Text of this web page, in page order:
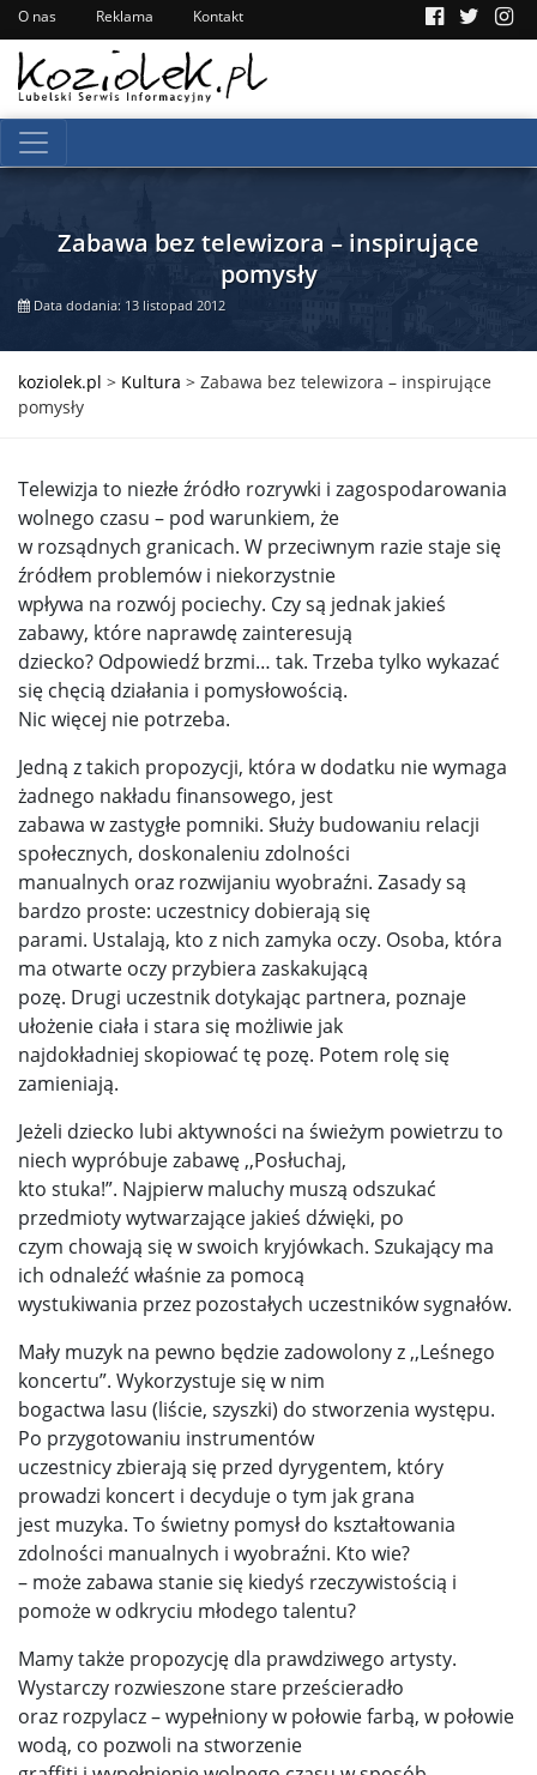
O nas Reklama Kontakt
Zabawa bez telewizora – inspirujące
pomysły
Data dodania: 13 listopad 2012
koziolek.pl > Kultura > Zabawa bez telewizora – inspirujące
pomysły
Telewizja to niezłe źródło rozrywki i zagospodarowania
wolnego czasu – pod warunkiem, że
w rozsądnych granicach. W przeciwnym razie staje się
źródłem problemów i niekorzystnie
wpływa na rozwój pociechy. Czy są jednak jakieś
zabawy, które naprawdę zainteresują
dziecko? Odpowiedź brzmi… tak. Trzeba tylko wykazać
się chęcią działania i pomysłowością.
Nic więcej nie potrzeba.
Jedną z takich propozycji, która w dodatku nie wymaga
żadnego nakładu finansowego, jest
zabawa w zastygłe pomniki. Służy budowaniu relacji
społecznych, doskonaleniu zdolności
manualnych oraz rozwijaniu wyobraźni. Zasady są
bardzo proste: uczestnicy dobierają się
parami. Ustalają, kto z nich zamyka oczy. Osoba, która
ma otwarte oczy przybiera zaskakującą
pozę. Drugi uczestnik dotykając partnera, poznaje
ułożenie ciała i stara się możliwie jak
najdokładniej skopiować tę pozę. Potem rolę się
zamieniają.
Jeżeli dziecko lubi aktywności na świeżym powietrzu to
niech wypróbuje zabawę ,,Posłuchaj,
kto stuka!”. Najpierw maluchy muszą odszukać
przedmioty wytwarzające jakieś dźwięki, po
czym chowają się w swoich kryjówkach. Szukający ma
ich odnaleźć właśnie za pomocą
wystukiwania przez pozostałych uczestników sygnałów.
Mały muzyk na pewno będzie zadowolony z ,,Leśnego
koncertu”. Wykorzystuje się w nim
bogactwa lasu (liście, szyszki) do stworzenia występu.
Po przygotowaniu instrumentów
uczestnicy zbierają się przed dyrygentem, który
prowadzi koncert i decyduje o tym jak grana
jest muzyka. To świetny pomysł do kształtowania
zdolności manualnych i wyobraźni. Kto wie?
– może zabawa stanie się kiedyś rzeczywistością i
pomoże w odkryciu młodego talentu?
Mamy także propozycję dla prawdziwego artysty.
Wystarczy rozwieszone stare prześcieradło
oraz rozpylacz – wypełniony w połowie farbą, w połowie
wodą, co pozwoli na stworzenie